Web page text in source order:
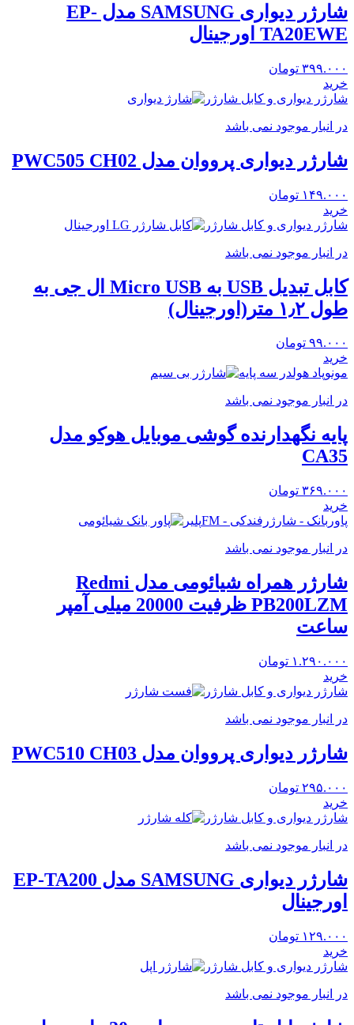
شارژر دیواری SAMSUNG مدل EP-
TA20EWE اورجینال
۳۹۹.۰۰۰ تومان
خرید
شارژر دیواری و کابل شارژر
در انبار موجود نمی باشد
شارژر دیواری پرووان مدل PWC505 CH02
۱۴۹.۰۰۰ تومان
خرید
شارژر دیواری و کابل شارژر
در انبار موجود نمی باشد
کابل تبدیل USB به Micro USB ال جی به
طول ۱٫۲ متر(اورجینال)
۹۹.۰۰۰ تومان
خرید
مونوپاد هولدر سه پایه
در انبار موجود نمی باشد
پایه نگهدارنده گوشی موبایل هوکو مدل
CA35
۳۶۹.۰۰۰ تومان
خرید
پاوربانک - شارژرفندکی - FMپلیر
در انبار موجود نمی باشد
شارژر همراه شیائومی مدل Redmi
PB200LZM ظرفیت 20000 میلی آمپر
ساعت
۱.۲۹۰.۰۰۰ تومان
خرید
شارژر دیواری و کابل شارژر
در انبار موجود نمی باشد
شارژر دیواری پرووان مدل PWC510 CH03
۲۹۵.۰۰۰ تومان
خرید
شارژر دیواری و کابل شارژر
در انبار موجود نمی باشد
شارژر دیواری SAMSUNG مدل EP-TA200
اورجینال
۱۲۹.۰۰۰ تومان
خرید
شارژر دیواری و کابل شارژر
در انبار موجود نمی باشد